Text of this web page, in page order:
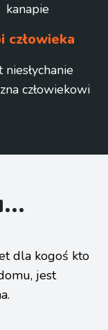
kanapie
człowieka
niesłychanie
człowiekowi
dla kogoś kto
jest